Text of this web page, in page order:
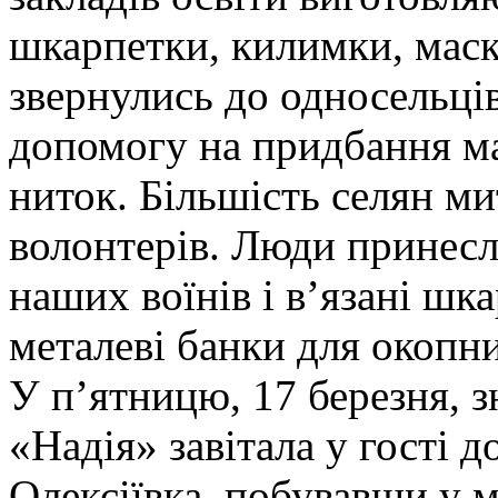
шкарпетки, килимки,
звернулись до
допомогу на придбання
ниток. Більшість селян
волонтерів. Люди
наших воїнів і в’язані
металеві банки для
У п’ятницю, 17 березня,
«Надія» завітала у гості